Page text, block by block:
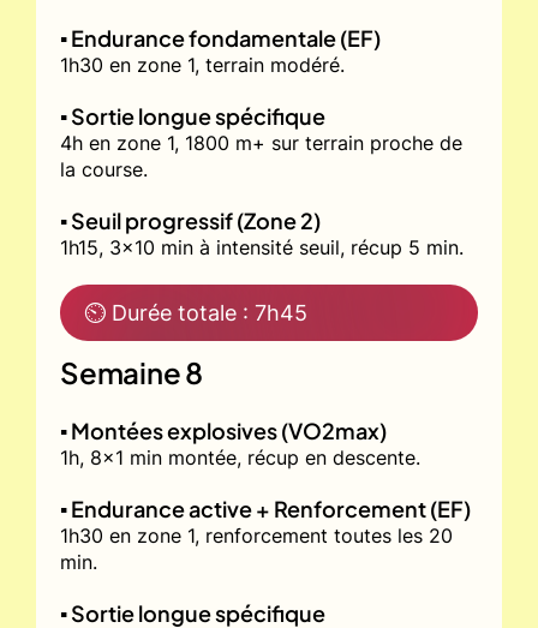
▪️ Endurance fondamentale (EF)
1h30 en zone 1, terrain modéré.
▪️ Sortie longue spécifique
4h en zone 1, 1800 m+ sur terrain proche de
la course.
▪️ Seuil progressif (Zone 2)
1h15, 3x10 min à intensité seuil, récup 5 min.
⏲ Durée totale : 7h45
Semaine 8
▪️ Montées explosives (VO2max)
1h, 8x1 min montée, récup en descente.
▪️ Endurance active + Renforcement (EF)
1h30 en zone 1, renforcement toutes les 20
min.
▪️ Sortie longue spécifique